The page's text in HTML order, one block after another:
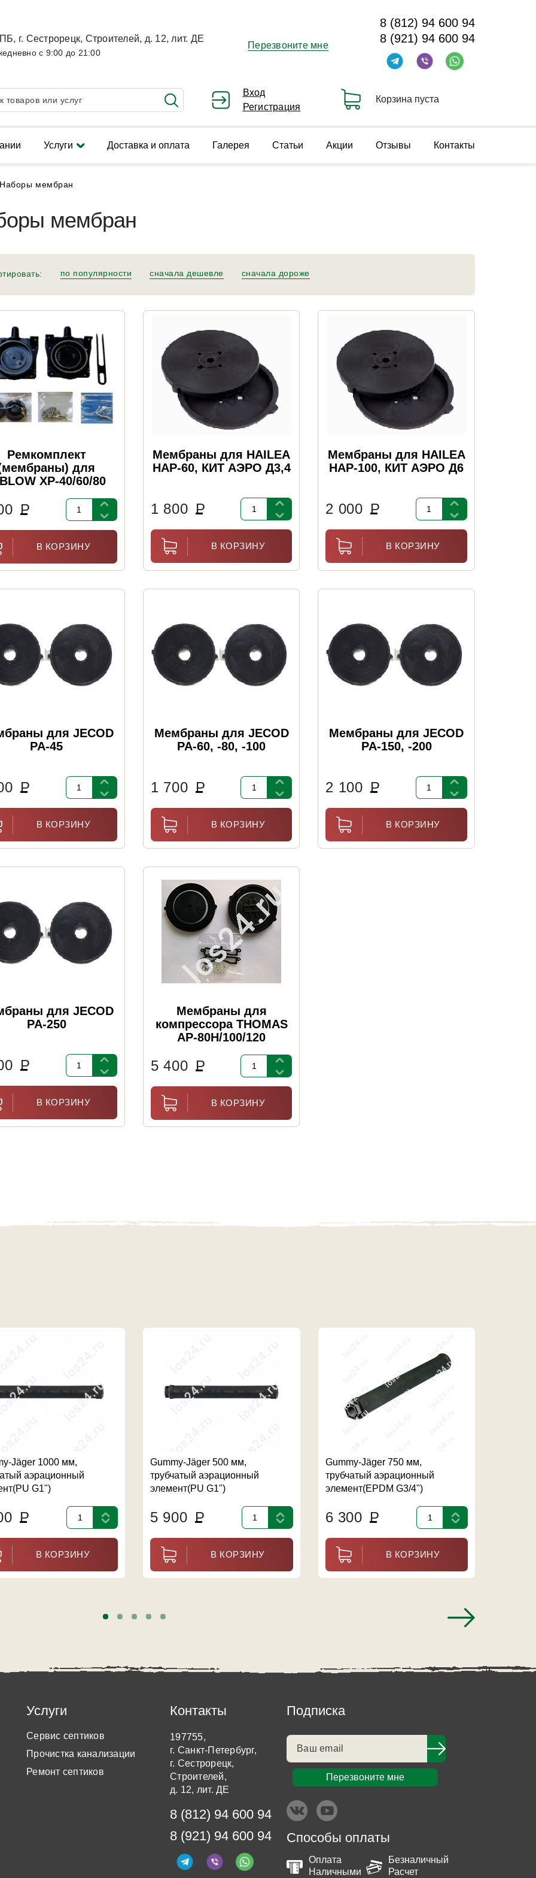
г. Сестрорецк, Строителей, д. 12, лит. ДЕ
с 9:00 до 21:00
Перезвоните мне
8 (812) 94 600 94
8 (921) 94 600 94
Вход
Регистрация
Корзина пуста
Услуги Доставка и оплата Галерея Статьи Акции Отзывы Контакты
Наборы мембран
мембран
по популярности сначала дешевле сначала дороже
Ремкомплект
для
XP-40/60/80
Р
В КОРЗИНУ
Мембраны для HAILEA
HAP-60, КИТ АЭРО Д3,4
1 800 Р
В КОРЗИНУ
Мембраны для HAILEA
HAP-100, КИТ АЭРО Д6
2 000 Р
В КОРЗИНУ
для JECOD
PA-45
Р
В КОРЗИНУ
Мембраны для JECOD
PA-60, -80, -100
1 700 Р
В КОРЗИНУ
Мембраны для JECOD
PA-150, -200
2 100 Р
В КОРЗИНУ
для JECOD
PA-250
Р
В КОРЗИНУ
Мембраны для
компрессора THOMAS
AP-80H/100/120
5 400 Р
В КОРЗИНУ
Jäger 1000 мм,
аэрационный
G1")
Р
В КОРЗИНУ
Gummy-Jäger 500 мм,
трубчатый аэрационный
элемент(PU G1")
5 900 Р
В КОРЗИНУ
Gummy-Jäger 750 мм,
трубчатый аэрационный
элемент(EPDM G3/4")
6 300 Р
В КОРЗИНУ
Услуги
Сервис септиков
Прочистка канализации
Ремонт септиков
Контакты
197755,
г. Санкт-Петербург,
г. Сестрорецк,
Строителей,
д. 12, лит. ДЕ
8 (812) 94 600 94
8 (921) 94 600 94
Подписка
Перезвоните мне
Способы оплаты
Оплата
Наличными
Безналичный
Расчет